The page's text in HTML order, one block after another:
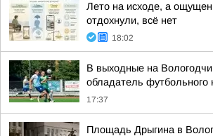
Лето на исходе, а
отдохнули, всё нет
18:02
В выходные на
обладатель футбольного
17:37
Площадь Дрыгина в